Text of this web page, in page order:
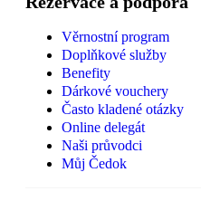
Věrnostní program
Doplňkové služby
Benefity
Dárkové vouchery
Často kladené otázky
Online delegát
Naši průvodci
Můj Čedok